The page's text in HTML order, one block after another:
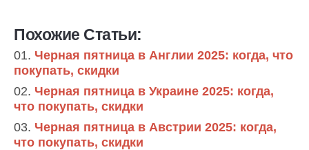
Похожие Статьи:
Черная пятница в Англии 2025: когда, что
покупать, скидки
Черная пятница в Украине 2025: когда,
что покупать, скидки
Черная пятница в Австрии 2025: когда,
что покупать, скидки